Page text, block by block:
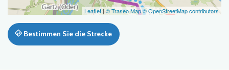
Leaflet |© Traseo Map© OpenStreetMap contributors
Bestimmen Sie die Strecke